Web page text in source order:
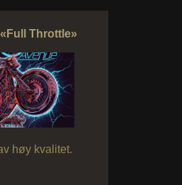
Throttle»
høy kvalitet.